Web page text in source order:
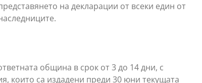
на декларации от всеки един от
община в срок от 3 до 14 дни, с
които са издадени преди 30 юни текущата